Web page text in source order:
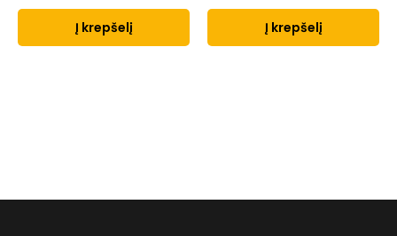
Į krepšelį Į krepšelį